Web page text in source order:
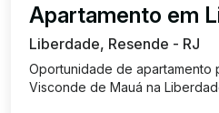
Apartamento em
Liberdade, Resende - RJ
Oportunidade de apartamento
Visconde de Mauá na